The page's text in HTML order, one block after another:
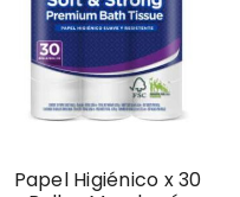
Papel Higiénico x 30